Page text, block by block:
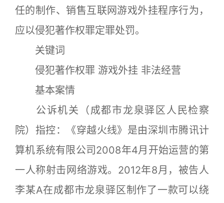
任的制作、销售互联网游戏外挂程序行为，
应以侵犯著作权罪定罪处罚。
关键词
侵犯著作权罪 游戏外挂 非法经营
基本案情
公诉机关（成都市龙泉驿区人民检察
院）指控：《穿越火线》是由深圳市腾讯计
算机系统有限公司2008年4月开始运营的第
一人称射击网络游戏。2012年8月，被告人
李某A在成都市龙泉驿区制作了一款可以绕